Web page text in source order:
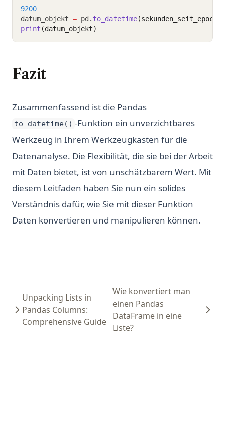
9200
datum_objekt = pd . to_datetime
print (datum_objekt)
Fazit
Zusammenfassend ist die Pandas
to_datetime() -Funktion ein unverzichtbares
Werkzeug in Ihrem Werkzeugkasten für die
Datenanalyse. Die Flexibilität, die sie bei der Arbeit
mit Daten bietet, ist von unschätzbarem Wert. Mit
diesem Leitfaden haben Sie nun ein solides
Verständnis dafür, wie Sie mit dieser Funktion
Daten konvertieren und manipulieren können.
Unpacking Lists in
Pandas Columns:
Comprehensive Guide
Wie konvertiert man
einen Pandas
DataFrame in eine
Liste?